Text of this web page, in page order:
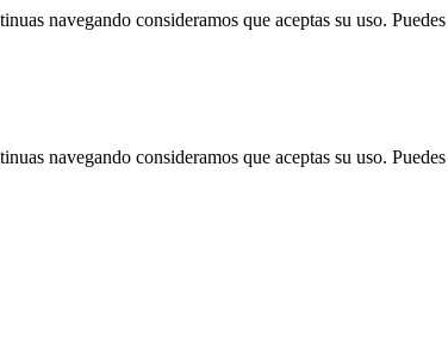
navegando consideramos que aceptas su uso.
navegando consideramos que aceptas su uso.